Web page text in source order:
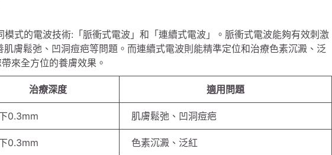
式的電波技術:「脈衝式電波」和「連續式電波」。脈衝式電波能夠有效刺激
膚鬆弛、凹洞痘疤等問題。而連續式電波則能精準定位和治療色素沉澱、泛
來全方位的養膚效果。
治療深度 適用問題
0.3mm 肌膚鬆弛、凹洞痘疤
0.3mm 色素沉澱、泛紅